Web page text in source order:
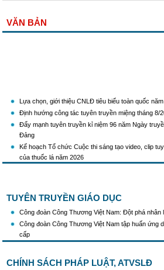
VĂN BẢN
Lựa chọn, giới thiệu CNLĐ tiêu biểu toàn quốc
Định hướng công tác tuyên truyền miệng tháng 8/
Đẩy mạnh tuyên truyền kỉ niệm 96 năm Ngày
Đảng
Kế hoạch Tổ chức Cuộc thi sáng tạo video, clip
của thuốc lá năm 2026
KH Triển khai Ch/tr hành động của CĐCTVN thực
tình hình mới"
Triển khai thực hiện Hướng dẫn số 28/HD-
truyền thống, ngày thành lập, ngày tái lập sau
chính trị
Triển khai truyền thông "Chiến dịch 500 ngày
Hướng dẫn tuyên truyền kỷ niệm 97 năm Ngày
TUYÊN TRUYỀN GIÁO DỤC
Công đoàn Công Thương Việt Nam: Đột phá nhân
Công đoàn Công Thương Việt Nam tập huấn ứng
cấp
CHÍNH SÁCH PHÁP LUẬT, ATVSLĐ